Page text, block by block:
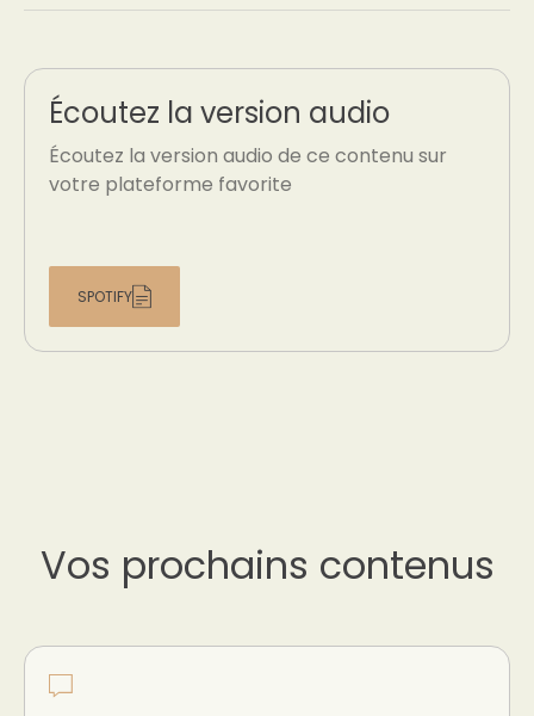
Écoutez la version audio
Écoutez la version audio de ce contenu sur
votre plateforme favorite
SPOTIFY
Vos prochains contenus